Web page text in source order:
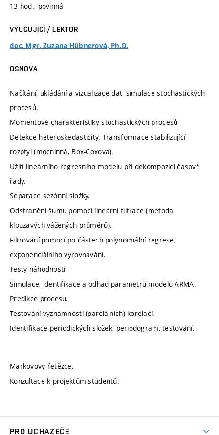
13 hod., povinná
VYUČUJÍCÍ / LEKTOR
doc. Mgr. Zuzana Hübnerová, Ph.D.
OSNOVA
Načítání, ukládání a vizualizace dat, simulace stochastických
procesů.
Momentové charakteristiky stochastických procesů
Detekce heteroskedasticity. Transformace stabilizující
rozptyl (mocninná, Box-Coxova).
Užití lineárního regresního modelu při dekompozici časové
řady.
Separace sezónní složky.
Odstranění šumu pomocí lineární filtrace (metoda
klouzavých vážených průměrů).
Filtrování pomocí po částech polynomiální regrese,
exponenciálního vyrovnávání.
Testy náhodnosti.
Simulace, identifikace a odhad parametrů modelu ARMA.
Predikce procesu.
Testování významnosti (parciálních) korelací.
Identifikace periodických složek, periodogram, testování.
Markovovy řetězce.
Konzultace k projektům studentů.
PRO UCHAZEČE